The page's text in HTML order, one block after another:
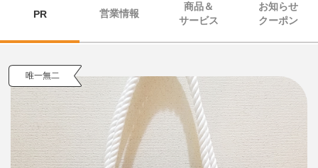
PR 営業情報
商品＆
サービス
お知らせ
クーポン
唯一無二